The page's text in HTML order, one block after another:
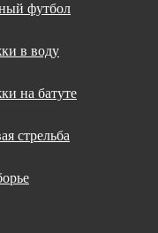
футбол
в воду
на батуте
стрельба